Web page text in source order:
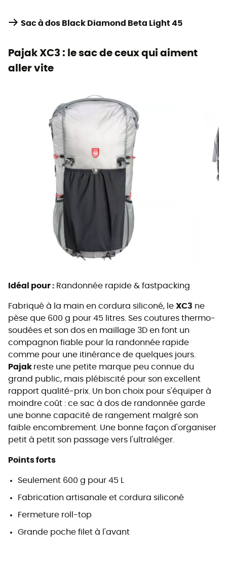
Sac à dos Black Diamond Beta Light 45
Pajak XC3 : le sac de ceux qui aiment
aller vite
Idéal pour : Randonnée rapide & fastpacking
Fabriqué à la main en cordura siliconé, le XC3 ne
pèse que 600 g pour 45 litres. Ses coutures thermo-
soudées et son dos en maillage 3D en font un
compagnon fiable pour la randonnée rapide
comme pour une itinérance de quelques jours.
Pajak reste une petite marque peu connue du
grand public, mais plébiscité pour son excellent
rapport qualité-prix. Un bon choix pour s'équiper à
moindre coût : ce sac à dos de randonnée garde
une bonne capacité de rangement malgré son
faible encombrement. Une bonne façon d'organiser
petit à petit son passage vers l'ultraléger.
Points forts
Seulement 600 g pour 45 L
Fabrication artisanale et cordura siliconé
Fermeture roll-top
Grande poche filet à l'avant